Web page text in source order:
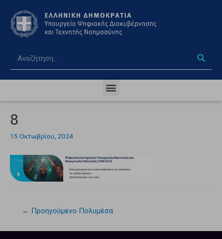
8
15 Οκτωβρίου, 2024
← Προηγούμενο Πολυμέσα